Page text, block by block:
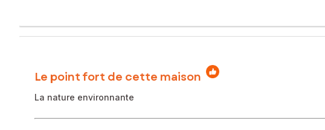
Le point fort de cette maison
La nature environnante